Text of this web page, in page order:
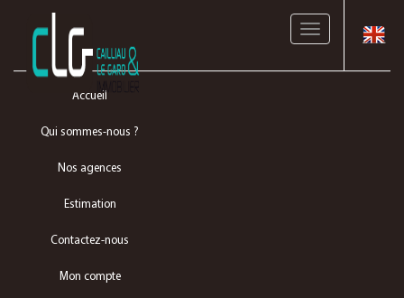
Toggle
Accueil
Qui sommes-nous ?
Nos agences
Estimation
Contactez-nous
Mon compte